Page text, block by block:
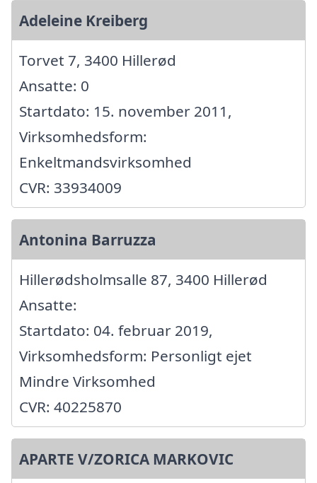
Adeleine Kreiberg
Torvet 7, 3400 Hillerød
Ansatte: 0
Startdato: 15. november 2011,
Virksomhedsform:
Enkeltmandsvirksomhed
CVR: 33934009
Antonina Barruzza
Hillerødsholmsalle 87, 3400 Hillerød
Ansatte:
Startdato: 04. februar 2019,
Virksomhedsform: Personligt ejet
Mindre Virksomhed
CVR: 40225870
APARTE V/ZORICA MARKOVIC